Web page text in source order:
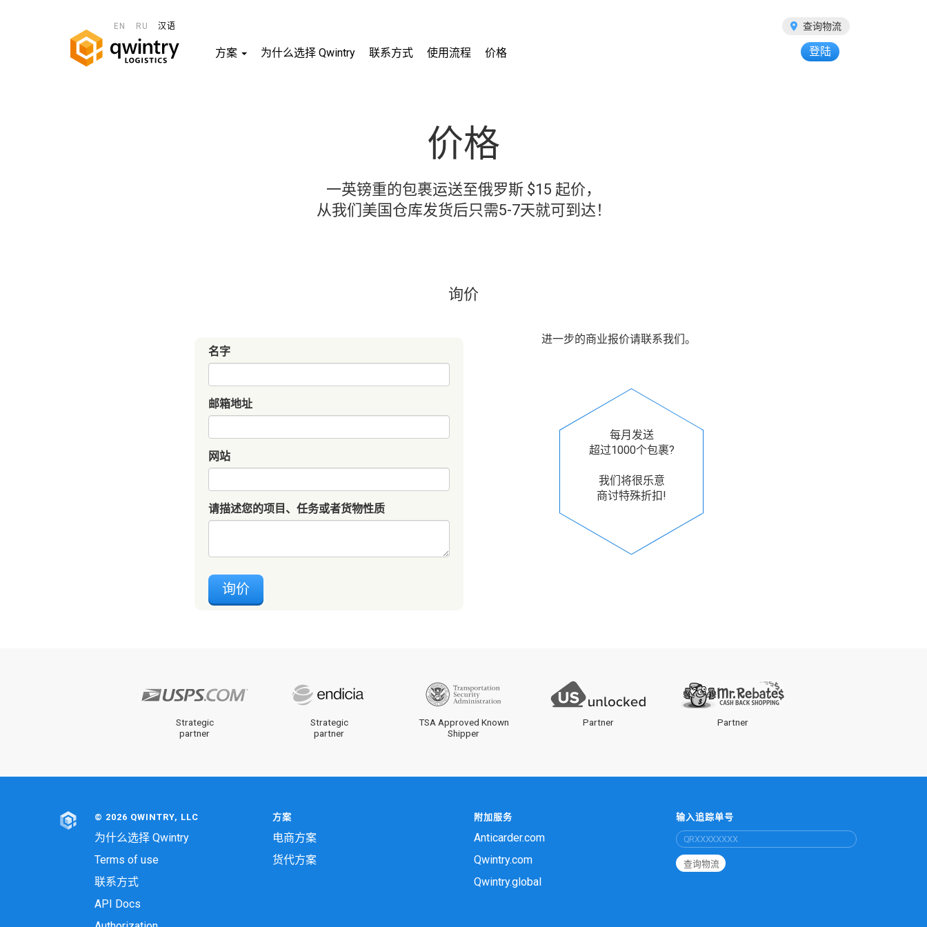
EN RU 汉语 查询物流
方案 为什么选择 Qwintry 联系方式 使用流程 价格 登陆
价格
一英镑重的包裹运送至俄罗斯 $15 起价，
从我们美国仓库发货后只需5-7天就可到达！
询价
名字
邮箱地址
网站
请描述您的项目、任务或者货物性质
询价
进一步的商业报价请联系我们。
每月发送
超过1000个包裹?
我们将很乐意
商讨特殊折扣!
Strategic
partner
Strategic
partner
TSA Approved Known
Shipper
Partner Partner
© 2026 QWINTRY, LLC
为什么选择 Qwintry
Terms of use
联系方式
API Docs
方案
电商方案
货代方案
附加服务
Anticarder.com
Qwintry.com
Qwintry.global
输入追踪单号
查询物流